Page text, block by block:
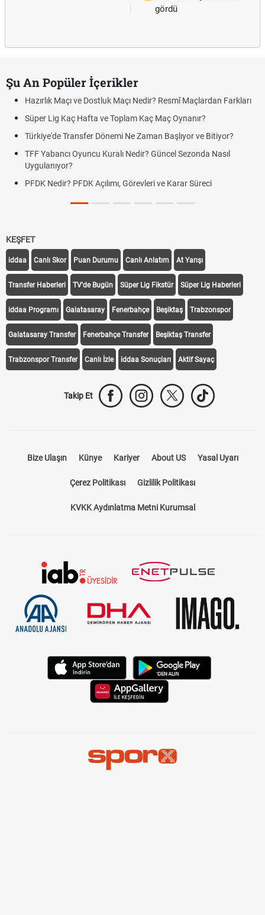
gördü
Şu An Popüler İçerikler
Hazırlık Maçı ve Dostluk Maçı Nedir? Resmî Maçlardan Farkları
Süper Lig Kaç Hafta ve Toplam Kaç Maç Oynanır?
Türkiye'de Transfer Dönemi Ne Zaman Başlıyor ve Bitiyor?
TFF Yabancı Oyuncu Kuralı Nedir? Güncel Sezonda Nasıl
Uygulanıyor?
PFDK Nedir? PFDK Açılımı, Görevleri ve Karar Süreci
KEŞFET
iddaa Canlı Skor Puan Durumu Canlı Anlatım At Yarışı
Transfer Haberleri TV'de Bugün Süper Lig Fikstür Süper Lig Haberleri
iddaa Programı Galatasaray Fenerbahçe Beşiktaş Trabzonspor
Galatasaray Transfer Fenerbahçe Transfer Beşiktaş Transfer
Trabzonspor Transfer Canlı İzle iddaa Sonuçları Aktif Sayaç